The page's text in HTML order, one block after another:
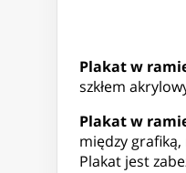
Plakat w
szkłem
Plakat w
między
Plakat jest